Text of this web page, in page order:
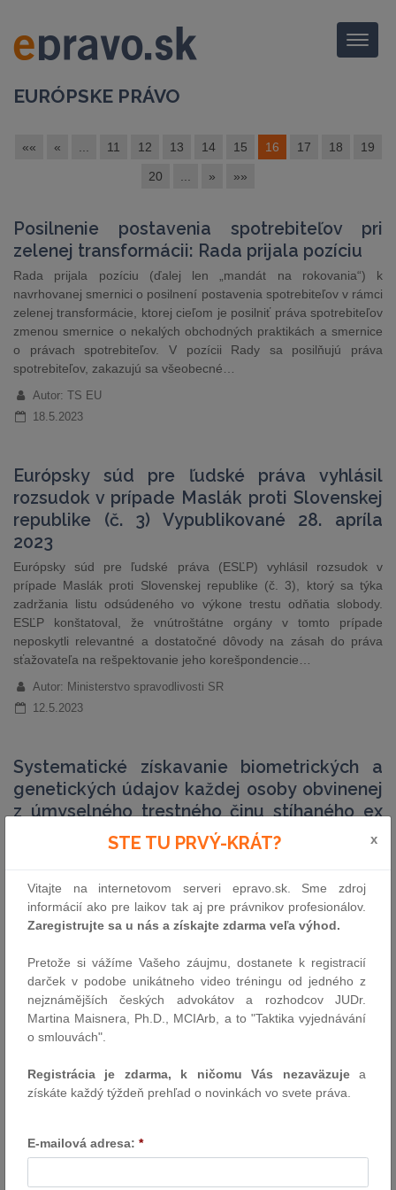
Menu
EURÓPSKE PRÁVO
«« « 11 12 13 14 15 16 17 18 19
20 » »»
Posilnenie postavenia spotrebiteľov pri
zelenej transformácii: Rada prijala pozíciu
Rada prijala pozíciu (ďalej len „mandát na rokovania“) k
navrhovanej smernici o posilnení postavenia spotrebiteľov v rámci
zelenej transformácie, ktorej cieľom je posilniť práva spotrebiteľov
zmenou smernice o nekalých obchodných praktikách a smernice
o právach spotrebiteľov. V pozícii Rady sa posilňujú práva
spotrebiteľov, zakazujú sa všeobecné…
Autor: TS EU
18.5.2023
Európsky súd pre ľudské práva vyhlásil
rozsudok v prípade Maslák proti Slovenskej
republike (č. 3) Vypublikované 28. apríla
2023
Európsky súd pre ľudské práva (ESĽP) vyhlásil rozsudok v
prípade Maslák proti Slovenskej republike (č. 3), ktorý sa týka
zadržania listu odsúdeného vo výkone trestu odňatia slobody.
ESĽP konštatoval, že vnútroštátne orgány v tomto prípade
neposkytli relevantné a dostatočné dôvody na zásah do práva
sťažovateľa na rešpektovanie jeho korešpondencie…
Autor: Ministerstvo spravodlivosti SR
12.5.2023
Systematické získavanie biometrických a
genetických údajov každej osoby obvinenej
z úmyselného trestného činu stíhaného ex
offo na účely ich policajnej registrácie je v
rozpore s požiadavkou zabezpečiť zvýšenú
citlivých osobných údajov
V rámci trestného konania pre daňový podvod, ktoré začali
organizovanej zločineckej skupine vytvorenej s cieľom obohatiť
sa, aby spoločne s ďalšími osobami spáchala na bulharskom
území trestné činy. Po vznesení tohto obvinenia bulharská polícia
vyzvala V. S., aby sa podrobila získaniu jej…
Autor: TS CURIA
10.5.2023
dôvodom na odmietnutie uzavrieť zmluvu
STE TU PRVÝ-KRÁT? x
Vitajte na internetovom serveri epravo.sk. Sme zdroj
informácií ako pre laikov tak aj pre právnikov profesionálov.
Zaregistrujte sa u nás a získajte zdarma veľa výhod.
Pretože si vážíme Vašeho záujmu, dostanete k registracií
darček v podobe unikátneho video tréningu od jedného z
nejznámějších českých advokátov a rozhodcov JUDr.
Martina Maisnera, Ph.D., MCIArb, a to "Taktika vyjednávání
o smlouvách".
Registrácia je zdarma, k ničomu Vás nezaväzujea
získáte každý týždeň prehľad o novinkách vo svete práva.
E-mailová adresa: *